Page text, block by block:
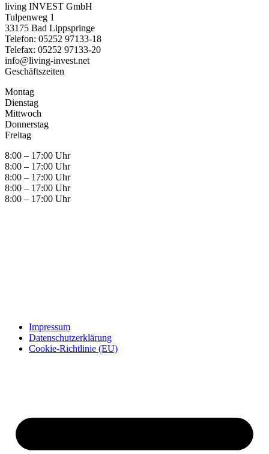
living INVEST GmbH
Tulpenweg 1
33175 Bad Lippspringe
Telefon: 05252 97133-18
Telefax: 05252 97133-20
info@living-invest.net
Geschäftszeiten
Montag
Dienstag
Mittwoch
Donnerstag
Freitag
8:00 – 17:00 Uhr
8:00 – 17:00 Uhr
8:00 – 17:00 Uhr
8:00 – 17:00 Uhr
8:00 – 17:00 Uhr
Impressum
Datenschutzerklärung
Cookie-Richtlinie (EU)